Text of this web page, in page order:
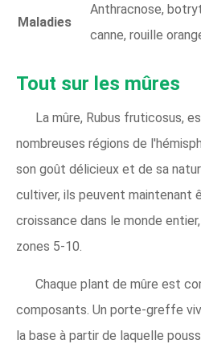
Maladies
Anthracnose,
canne, rouille
Tout sur les mûres
La mûre, Rubus fruticosus,
nombreuses régions de
son goût délicieux et de sa
cultiver, ils peuvent maintenant
croissance dans le monde
zones 5-10.
Chaque plant de mûre est
composants. Un porte-greffe
la base à partir de laquelle